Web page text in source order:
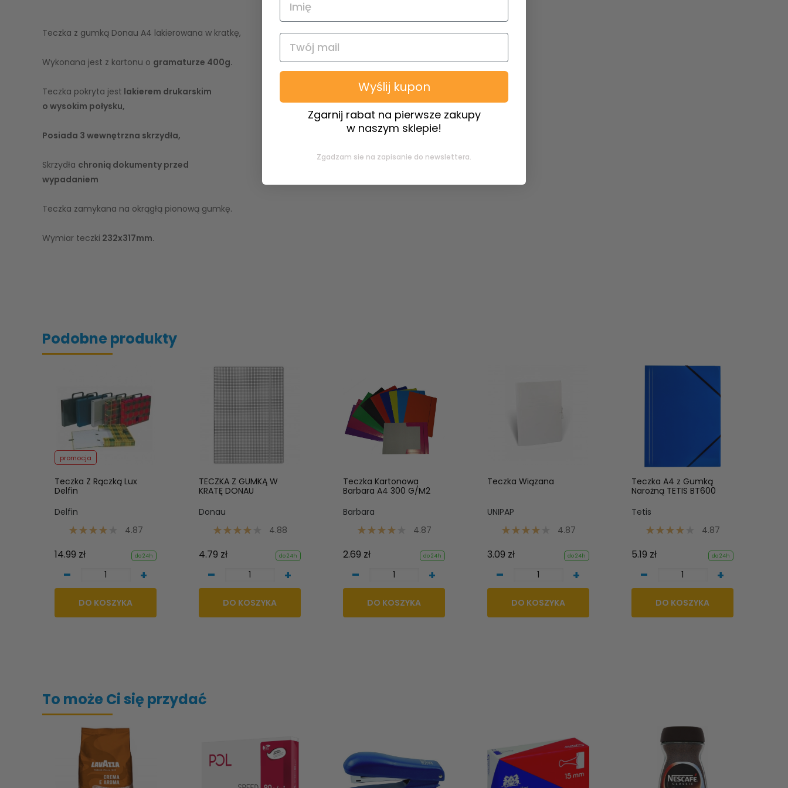
Teczka z gumką Donau A4 lakierowana w kratkę,
Wykonana jest z kartonu o gramaturze 400g.
Teczka pokryta jest lakierem drukarskim
o wysokim połysku,
Posiada 3 wewnętrzna skrzydła,
Skrzydła chronią dokumenty przed
wypadaniem
Teczka zamykana na okrągłą pionową gumkę.
Wymiar teczki 232x317mm.
Podobne produkty
promocja
Teczka Z Rączką Lux
Delfin
Delfin
4.87
14.99 zł do 24h
- +
DO KOSZYKA
TECZKA Z GUMKĄ W
KRATĘ DONAU
Donau
4.88
4.79 zł do 24h
- +
DO KOSZYKA
Teczka Kartonowa
Barbara A4 300 G/M2
Barbara
4.87
2.69 zł do 24h
- +
DO KOSZYKA
Teczka Wiązana
UNIPAP
4.87
3.09 zł do 24h
- +
DO KOSZYKA
Teczka A4 z Gumką
Narożną TETIS BT600
Tetis
4.87
5.19 zł do 24h
- +
DO KOSZYKA
To może Ci się przydać
Wyślij kupon
Zgarnij rabat na pierwsze zakupy
w naszym sklepie!
Zgadzam sie na zapisanie do newslettera.